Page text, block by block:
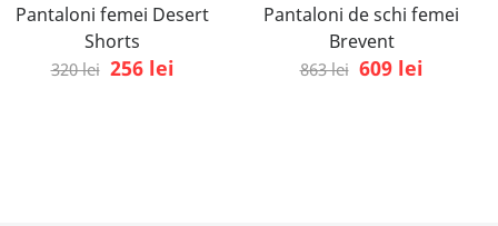
Pantaloni femei Desert
Shorts
320 lei 256 lei
Pantaloni de schi femei
Brevent
863 lei 609 lei